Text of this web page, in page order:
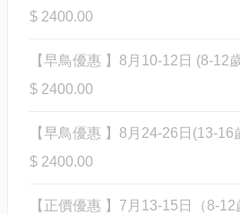
$ 2400.00
【早鳥優惠 】8月10-12日 (8-12
$ 2400.00
【早鳥優惠 】8月24-26日(13-
$ 2400.00
【正價優惠 】7月13-15日（8-